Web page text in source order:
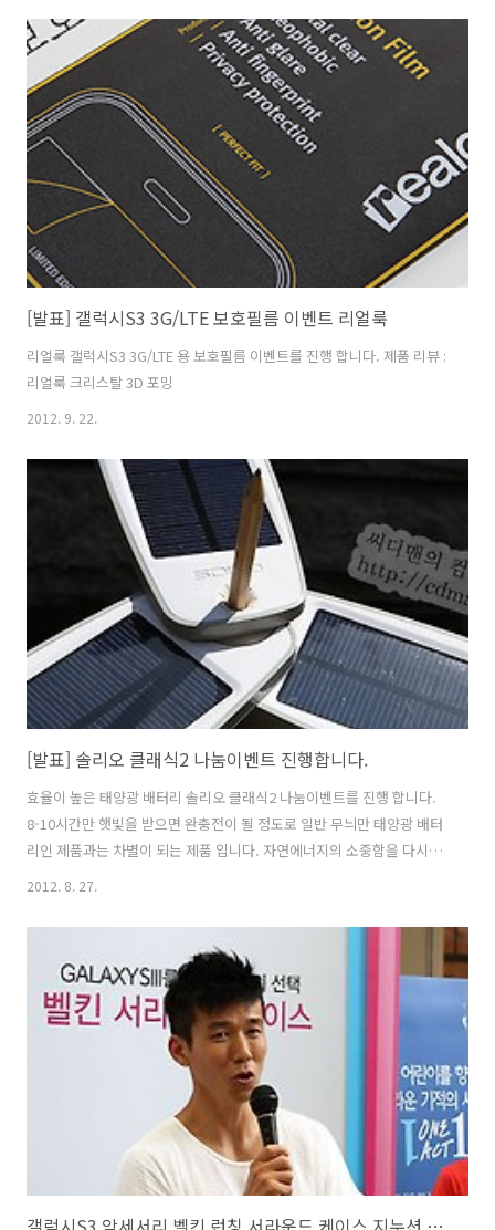
다. 베가 R3를 사용전에 그래픽성능이 상당히 월등하다는 이야기를 들었
는데 벤치마크상은 어떤지 모르겠지만 직접 만져본 느낌으로는 아직은
최적화가 살짝 덜된 느낌도 있었습니다. 다만 기능은 괜찮은 기능이 많이
추가가 되었네요. 미니윈도우 기능은 이제 기본앱들과 연동이 자유로웠
고, 기능도 많이 보강되어 부족함이 없었습니다. 감정인식 메시지 기능으
로..
[발표] 갤럭시S3 3G/LTE 보호필름 이벤트 리얼룩
리얼룩 갤럭시S3 3G/LTE 용 보호필름 이벤트를 진행 합니다. 제품 리뷰 :
리얼룩 크리스탈 3D 포밍
2012. 9. 22.
[발표] 솔리오 클래식2 나눔이벤트 진행합니다.
효율이 높은 태양광 배터리 솔리오 클래식2 나눔이벤트를 진행 합니다.
8-10시간만 햇빛을 받으면 완충전이 될 정도로 일반 무늬만 태양광 배터
리인 제품과는 차별이 되는 제품 입니다. 자연에너지의 소중함을 다시한
번 생각하게 해주는 제품이며 스마트기기를 많이 사용하며 야외에서 자
제품 리뷰 : 태양광 배터리 솔리오 클래식2 SOLIO CLASSIC2 사용기 제
품 정보 : http://www.hscs.co.kr/shop/goods/goods_view.php?
&goodsno=2&category=001 -----------------------------------------
----------------------------------------..
2012. 8. 27.